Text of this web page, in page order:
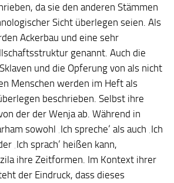
da sie den anderen Stämmen
Sicht überlegen seien. Als
Ackerbau und eine sehr
genannt. Auch die
und die Opferung von als nicht
Menschen werden im Heft als
beschrieben. Selbst ihre
der der Wenja ab. Während in
sowohl ‚Ich spreche‘ als auch ‚Ich
‚Ich sprach‘ heißen kann,
ihre Zeitformen. Im Kontext ihrer
der Eindruck, dass dieses